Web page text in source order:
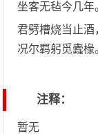
坐客无毡今几年
君劈槽烧当止酒
况尔羁躬觅蠹椽
注释：
暂无